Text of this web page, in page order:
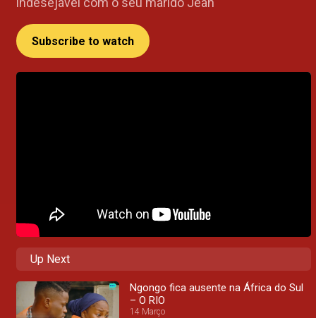
Subscribe to watch
Up Next
Ngongo fica ausente na África do Sul
– O RIO
14 Março